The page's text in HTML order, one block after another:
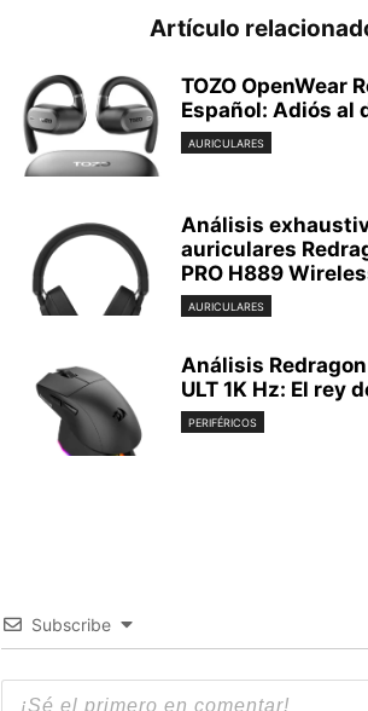
Artículo
TOZO OpenWear
Español: Adiós al
AURICULARES
Análisis
auriculares
PRO H889
AURICULARES
Análisis
ULT 1K Hz: El rey
PERIFÉRICOS
Subscribe